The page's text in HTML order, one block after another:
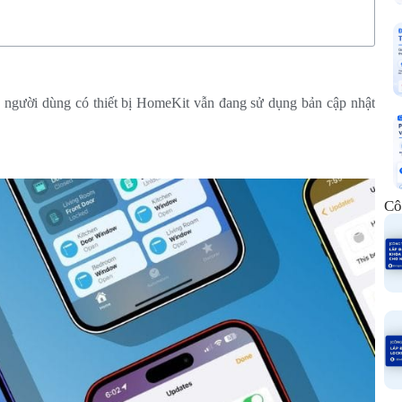
dùng có thiết bị HomeKit vẫn đang sử dụng bản cập nhật